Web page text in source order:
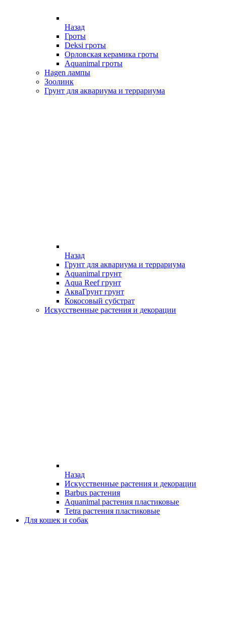
Назад
Гроты
Deksi гроты
Орловская керамика гроты
Aquanimal гроты
Hagen лампы
Зоолинк
Грунт для аквариума и террариума
Назад
Грунт для аквариума и террариума
Aquanimal грунт
Aqua Reef грунт
АкваГрунт грунт
Кокосовый субстрат
Искусственные растения и декорации
Назад
Искусственные растения и декорации
Barbus растения
Aquanimal растения пластиковые
Tetra растения пластиковые
Для кошек и собак